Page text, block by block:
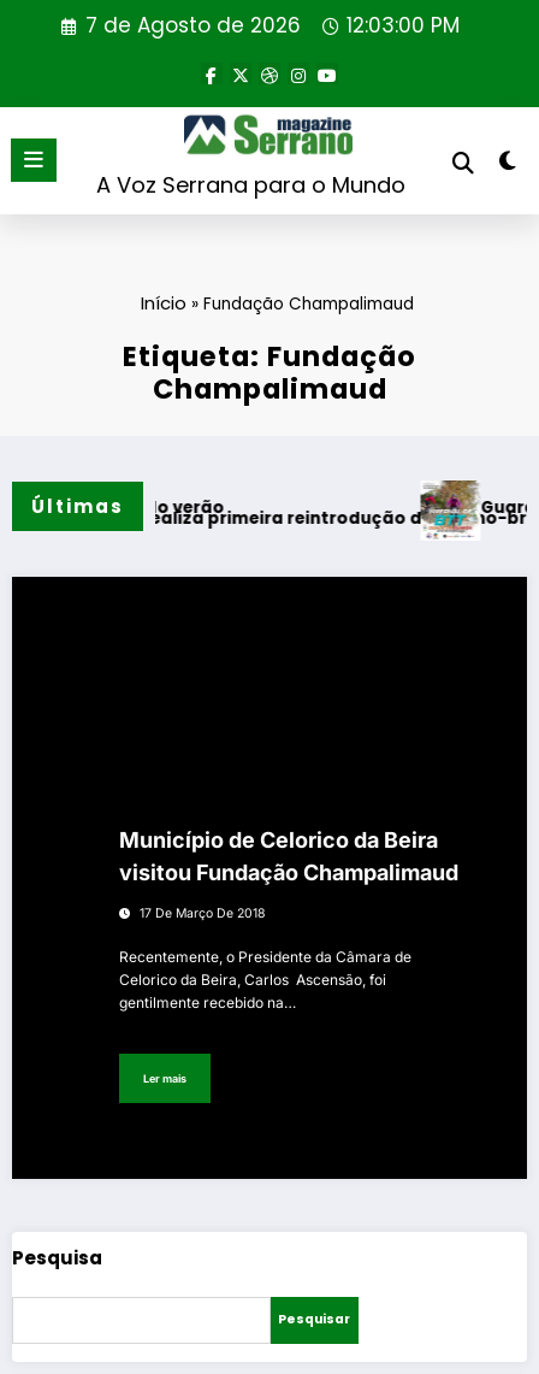
7 de Agosto de 2026 12:03:00 PM
A Voz Serrana para o Mundo
Início »Fundação Champalimaud
Etiqueta: Fundação
Champalimaud
Últimas
do verão
realiza primeira reintrodução de coelho-bravo em
Guarda
Município de Celorico da Beira
visitou Fundação Champalimaud
17 De Março De 2018
Recentemente, o Presidente da Câmara de
Celorico da Beira, Carlos Ascensão, foi
gentilmente recebido na…
Ler mais
Pesquisa
Pesquisar